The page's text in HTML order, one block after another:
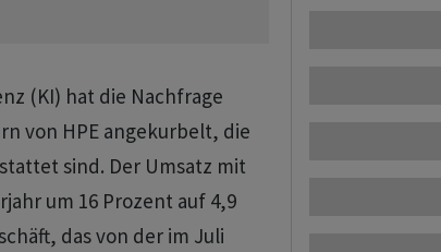
(KI) hat die Nachfrage
von HPE angekurbelt, die
sind. Der Umsatz mit
um 16 Prozent auf 4,9
das von der im Juli